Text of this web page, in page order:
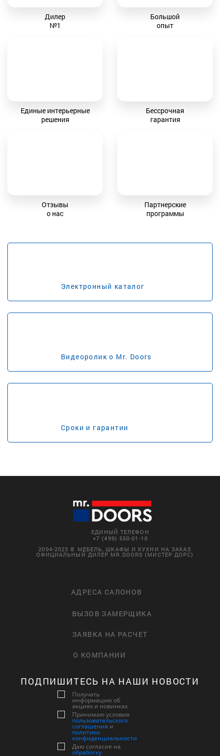
Дилер
№1
Большой
опыт
Единые интерьерные
решения
Бессрочная
гарантия
Отзывы
о нас
Партнерские
программы
Электронный каталог
Видеоролик о Mr. Doors
Сроки и гарантии
ЕДИНЫЙ ТЕЛЕФОН
+7 (499) 550-01-10
2004-2023 © МЕБЕЛЬ, ШКАФЫ И КУХНИ НА ЗАКАЗ
ОФИЦИАЛЬНЫЙ ДИЛЕР MR.DOORS (МИСТЕР ДОРС)
АДРЕСА САЛОНОВ
ВЫЗОВ ЗАМЕРЩИКА
ЗАЯВКА НА РАСЧЕТ
О КОМПАНИИ
ПОДПИШИТЕСЬ НА НАШИ НОВОСТИ
Получать
информацию об
акциях и новинках
Принимаю условия
пользовательского
соглашения и
политики
конфиденциальности
Даю согласие на
обработку